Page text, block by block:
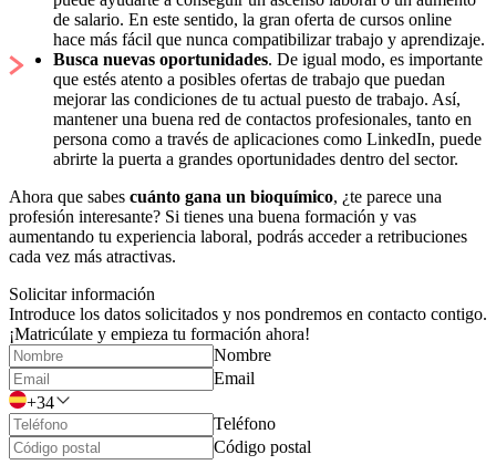
de salario. En este sentido, la gran oferta de cursos online
hace más fácil que nunca compatibilizar trabajo y aprendizaje.
Busca nuevas oportunidades. De igual modo, es importante
que estés atento a posibles ofertas de trabajo que puedan
mejorar las condiciones de tu actual puesto de trabajo. Así,
mantener una buena red de contactos profesionales, tanto en
persona como a través de aplicaciones como LinkedIn, puede
abrirte la puerta a grandes oportunidades dentro del sector.
Ahora que sabes cuánto gana un bioquímico, ¿te parece una
profesión interesante? Si tienes una buena formación y vas
aumentando tu experiencia laboral, podrás acceder a retribuciones
cada vez más atractivas.
Solicitar información
Introduce los datos solicitados y nos pondremos en contacto contigo.
¡Matricúlate y empieza tu formación ahora!
Nombre
Email
+34
Teléfono
Código postal